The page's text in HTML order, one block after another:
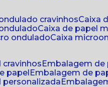
cravinhos
caixa
caixa de papel
ondulado
caixa
cravinhos
embalagem
papel
embalagem de
personalizada